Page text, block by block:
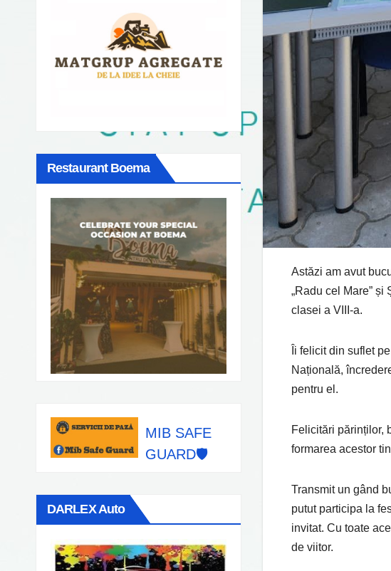
Restaurant Boema
MIB SAFE
GUARD🛡️
DARLEX Auto
Astăzi am avut
„Radu cel Mare”
clasei a VIII-a.
Îi felicit din suflet
Națională,
pentru el.
Felicitări părinților,
formarea acestor
Transmit un gând
putut participa la
invitat. Cu toate
de viitor.